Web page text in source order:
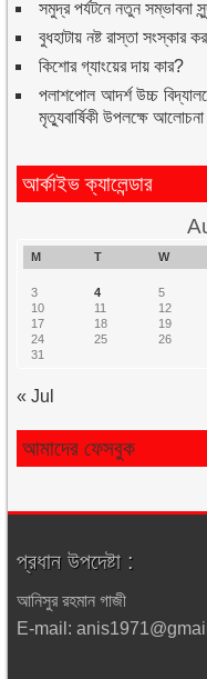
সমুদ্র পর্যটনে নতুন সম্ভাবনা
বুধহাটায় নষ্ট রাস্তা সংস্কার
কিশোর গ্যাংয়ের দায় কার?
পলাশপোল আদর্শ উচ্চ
মৃত্যুবার্ষিকী উপলক্ষে
আর্কাইভ ক্যালেন্ডার
M T W
3
4 5
10
11 12
17
18 19
24
25 26
31
« Jul
আমাদের ফেসবুক
প্রধান উপদেষ্টা :
আনিসুর রহমান গাজী
E-mail: